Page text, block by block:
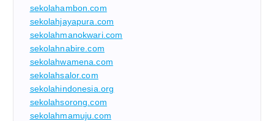
sekolahambon.com
sekolahjayapura.com
sekolahmanokwari.com
sekolahnabire.com
sekolahwamena.com
sekolahsalor.com
sekolahindonesia.org
sekolahsorong.com
sekolahmamuju.com